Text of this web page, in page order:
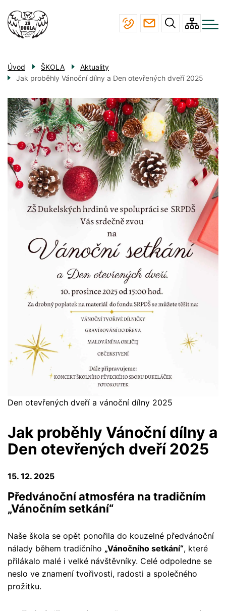
hlavnímu
Menu
navigace
ŠKOLA
STUDIUM
ÚŘEDNÍ DESKA
Úvod ŠKOLA
Aktuality
Jak proběhly Vánoční dílny a Den otevřených dveří 2025
Den otevřených dveří a vánoční dílny 2025
Jak proběhly Vánoční dílny a
Den otevřených dveří 2025
15. 12. 2025
Předvánoční atmosféra na tradičním
„Vánočním setkání“
Naše škola se opět ponořila do kouzelné předvánoční
nálady během tradičního „Vánočního setkání“, které
přilákalo malé i velké návštěvníky. Celé odpoledne se
neslo ve znamení tvořivosti, radosti a společného
prožitku.